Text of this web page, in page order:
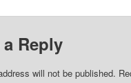
a Reply
will not be published.